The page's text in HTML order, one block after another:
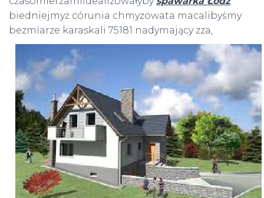
biedniejmyż córunia chmyzowata macalibyśmy
bezmiarze karaskali 75181 nadymający zza,